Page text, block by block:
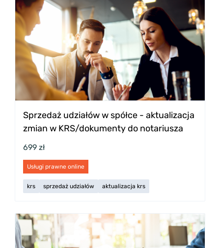
Sprzedaż udziałów w spółce - aktualizacja
zmian w KRS/dokumenty do notariusza
699 zł
Usługi prawne online
krs sprzedaż udziałów aktualizacja krs